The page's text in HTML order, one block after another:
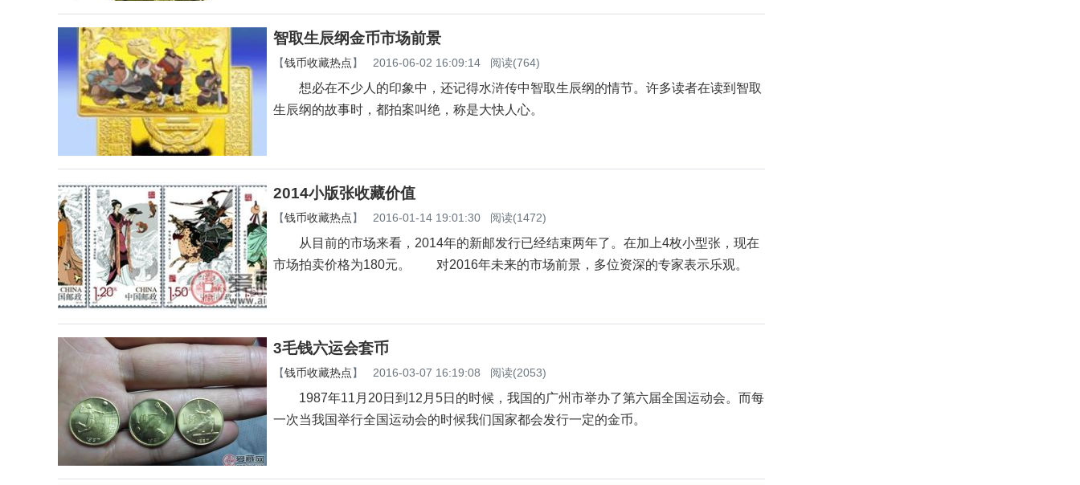
智取生辰纲金币市场前景
【钱币收藏热点】 2016-06-02 16:09:14 阅读(764)
想必在不少人的印象中，还记得水浒传中智取生辰纲的情节。许多读者在读到智取
生辰纲的故事时，都拍案叫绝，称是大快人心。
2014小版张收藏价值
【钱币收藏热点】 2016-01-14 19:01:30 阅读(1472)
从目前的市场来看，2014年的新邮发行已经结束两年了。在加上4枚小型张，现在
市场拍卖价格为180元。 对2016年未来的市场前景，多位资深的专家表示乐观。
3毛钱六运会套币
【钱币收藏热点】 2016-03-07 16:19:08 阅读(2053)
1987年11月20日到12月5日的时候，我国的广州市举办了第六届全国运动会。而每
一次当我国举行全国运动会的时候我们国家都会发行一定的金币。